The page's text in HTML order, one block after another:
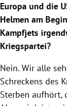
Europa und die
Helmen am
Kampfjets
Kriegspartei?
Nein. Wir alle
Schreckens des
Sterben aufhört,